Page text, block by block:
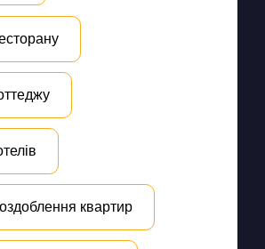
квартир